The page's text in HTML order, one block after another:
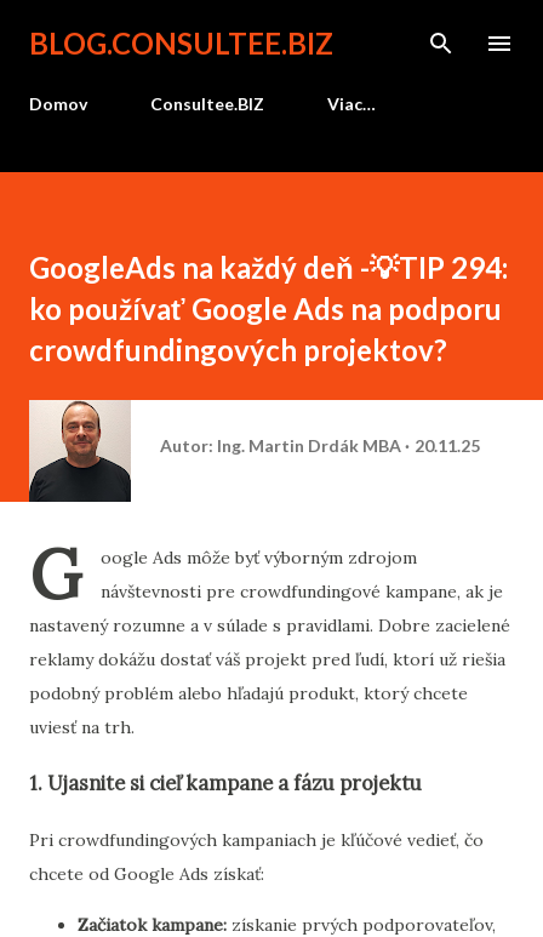
Preskočiť na hlavný obsah
BLOG.CONSULTEE.BIZ
Domov Consultee.BIZ Viac…
GoogleAds na každý deň -💡TIP 294:
ko používať Google Ads na podporu
crowdfundingových projektov?
Autor: Ing. Martin Drdák MBA 20.11.25
G
oogle Ads môže byť výborným zdrojom
návštevnosti pre crowdfundingové kampane, ak je
nastavený rozumne a v súlade s pravidlami. Dobre zacielené
reklamy dokážu dostať váš projekt pred ľudí, ktorí už riešia
podobný problém alebo hľadajú produkt, ktorý chcete
uviesť na trh.
1. Ujasnite si cieľ kampane a fázu projektu
Pri crowdfundingových kampaniach je kľúčové vedieť, čo
chcete od Google Ads získať:
Začiatok kampane: získanie prvých podporovateľov,